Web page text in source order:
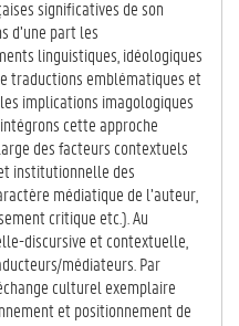
significatives de son
d’une part les
linguistiques, idéologiques
traductions emblématiques et
implications imagologiques
cette approche
des facteurs contextuels
institutionnelle des
médiatique de l’auteur,
critique etc.). Au
discursive et contextuelle,
médiateurs. Par
culturel exemplaire
et positionnement de